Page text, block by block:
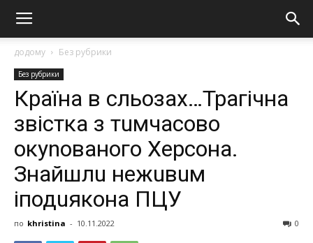
додому Без рубрики
Без рубрики
Країна в сльозах…Трагічна
звiстка з тuмчасово
окуnованого Хеpсона.
Знайшлu нежuвuм
іподuякона ПЦУ
по khristina - 10.11.2022 0